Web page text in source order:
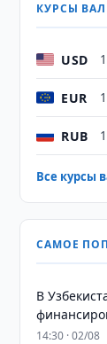
КУРСЫ
USD
EUR
RUB
Все курсы
САМОЕ
В
14:30 · 02/08